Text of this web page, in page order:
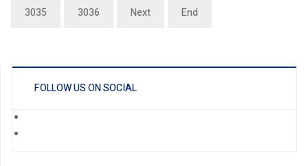
3035 3036 Next End
FOLLOW US ON SOCIAL